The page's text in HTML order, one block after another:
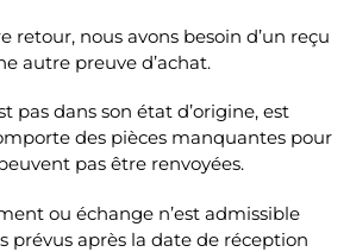
retour, nous avons besoin d’un reçu
autre preuve d’achat.
pas dans son état d’origine, est
des pièces manquantes pour
pas être renvoyées.
ou échange n’est admissible
prévus après la date de réception